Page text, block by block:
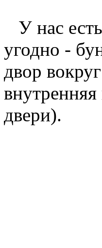
У нас
угодно -
двор
двери).